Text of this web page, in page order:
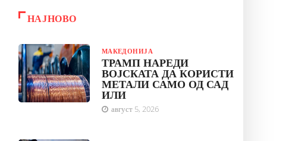
НАЈНОВО
МАКЕДОНИЈА
ТРАМП НАРЕДИ
ВОЈСКАТА ДА КОРИСТИ
МЕТАЛИ САМО ОД САД
ИЛИ
август 5, 2026